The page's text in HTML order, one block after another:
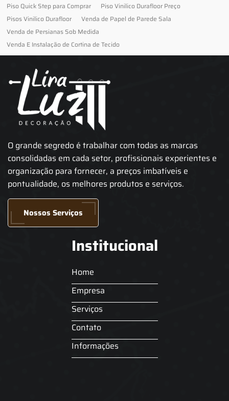
Piso Quick Step para Comprar
Piso Vinilico Durafloor Preço
Pisos Vinilico Durafloor
Venda de Papel de Parede Sala
Venda de Persianas Sob Medida
Venda E Instalação de Cortina de Tecido
O grande segredo é trabalhar com todas as marcas
consolidadas em cada setor, profissionais experientes e
organização para fornecer, a preços imbatíveis e
pontualidade, os melhores produtos e serviços.
Nossos Serviços
Institucional
Home
Empresa
Serviços
Contato
Informações